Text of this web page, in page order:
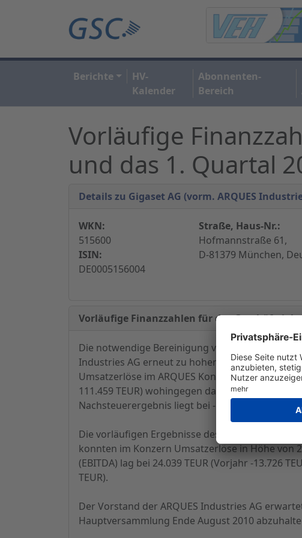
Berichte
HV-
Kalender
Abonnenten-
Bereich
Vorläufige
und das 1. Quartal
Details zu Gigaset AG (vorm. ARQUES
WKN:
515600
ISIN:
DE0005156004
Straße, Haus-Nr.:
Hofmannstraße 61,
D-81379 München,
Vorläufige Finanzzahlen für das
Die notwendige Bereinigung von Altlasten und
Industries AG erneut zu hohen
Umsatzerlöse im ARQUES Konzern bei
111.459 TEUR) wohingegen das Ergebnis vor
Nachsteuerergebnis liegt bei -153.000 TEUR
Die vorläufigen Ergebnisse des 1. Quartals
konnten im Konzern Umsatzerlöse in Höhe von
(EBITDA) lag bei 24.039 TEUR (Vorjahr -13.726
TEUR).
Der Vorstand der ARQUES Industries AG
Hauptversammlung Ende August 2010